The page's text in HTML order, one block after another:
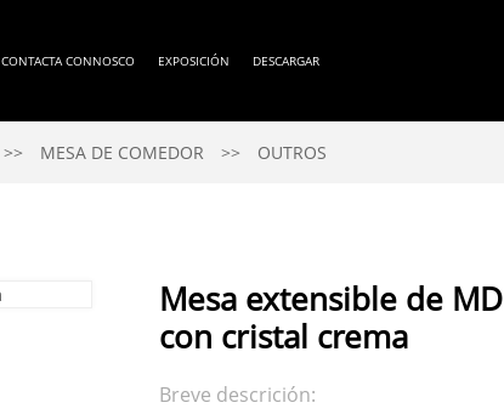
CONTACTA CONNOSCO EXPOSICIÓN DESCARGAR
MESA DE COMEDOR OUTROS
Mesa extensible de
con cristal crema
Breve descrición: